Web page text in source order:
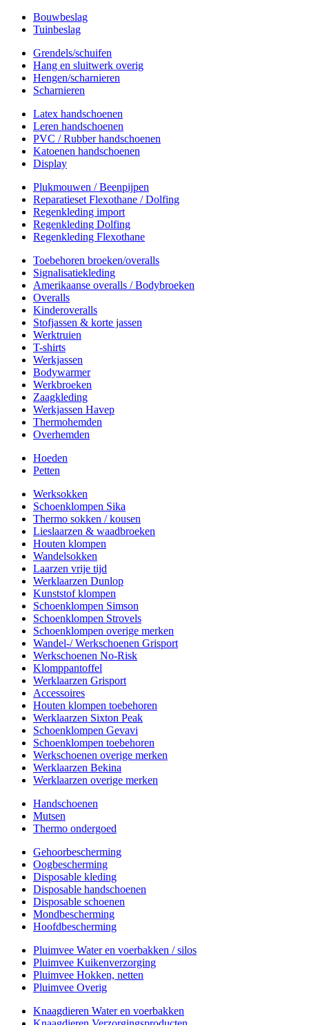
Bouwbeslag
Tuinbeslag
Grendels/schuifen
Hang en sluitwerk overig
Hengen/scharnieren
Scharnieren
Latex handschoenen
Leren handschoenen
PVC / Rubber handschoenen
Katoenen handschoenen
Display
Plukmouwen / Beenpijpen
Reparatieset Flexothane / Dolfing
Regenkleding import
Regenkleding Dolfing
Regenkleding Flexothane
Toebehoren broeken/overalls
Signalisatiekleding
Amerikaanse overalls / Bodybroeken
Overalls
Kinderoveralls
Stofjassen & korte jassen
Werktruien
T-shirts
Werkjassen
Bodywarmer
Werkbroeken
Zaagkleding
Werkjassen Havep
Thermohemden
Overhemden
Hoeden
Petten
Werksokken
Schoenklompen Sika
Thermo sokken / kousen
Lieslaarzen & waadbroeken
Houten klompen
Wandelsokken
Laarzen vrije tijd
Werklaarzen Dunlop
Kunststof klompen
Schoenklompen Simson
Schoenklompen Strovels
Schoenklompen overige merken
Wandel-/ Werkschoenen Grisport
Werkschoenen No-Risk
Klomppantoffel
Werklaarzen Grisport
Accessoires
Houten klompen toebehoren
Werklaarzen Sixton Peak
Schoenklompen Gevavi
Schoenklompen toebehoren
Werkschoenen overige merken
Werklaarzen Bekina
Werklaarzen overige merken
Handschoenen
Mutsen
Thermo ondergoed
Gehoorbescherming
Oogbescherming
Disposable kleding
Disposable handschoenen
Disposable schoenen
Mondbescherming
Hoofdbescherming
Pluimvee Water en voerbakken / silos
Pluimvee Kuikenverzorging
Pluimvee Hokken, netten
Pluimvee Overig
Knaagdieren Water en voerbakken